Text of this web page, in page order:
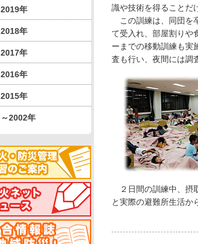
2019年
2018年
2017年
2016年
2015年
～2002年
識や技術を得ることだ
この訓練は、同団を
て受入れ、部屋割りや
ーまでの移動訓練も実
査も行い、夜間には調
２日間の訓練中、摂
と実際の避難所生活か